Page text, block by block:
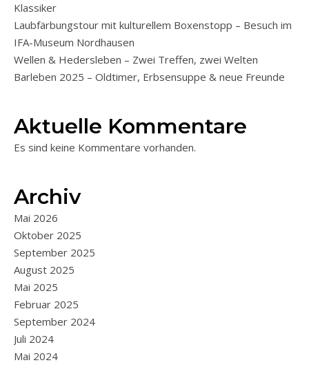
Klassiker
Laubfärbungstour mit kulturellem Boxenstopp – Besuch im
IFA-Museum Nordhausen
Wellen & Hedersleben – Zwei Treffen, zwei Welten
Barleben 2025 – Oldtimer, Erbsensuppe & neue Freunde
Aktuelle Kommentare
Es sind keine Kommentare vorhanden.
Archiv
Mai 2026
Oktober 2025
September 2025
August 2025
Mai 2025
Februar 2025
September 2024
Juli 2024
Mai 2024